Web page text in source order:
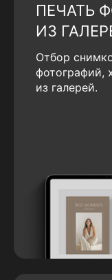
ПЕЧАТЬ
ИЗ
Отбор
фотографий,
из галерей.